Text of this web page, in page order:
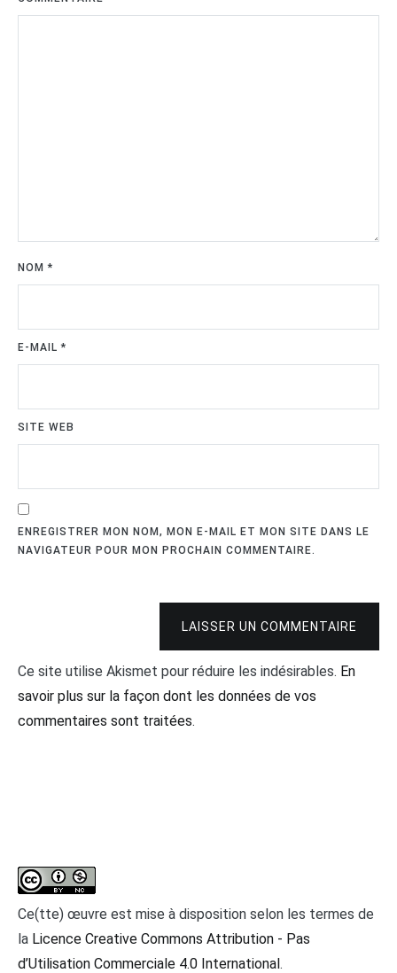
NOM*
E-MAIL*
SITE WEB
ENREGISTRER MON NOM, MON E-MAIL ET MON SITE DANS LE
NAVIGATEUR POUR MON PROCHAIN COMMENTAIRE.
LAISSER UN COMMENTAIRE
Ce site utilise Akismet pour réduire les indésirables. En
savoir plus sur la façon dont les données de vos
commentaires sont traitées.
Ce(tte) œuvre est mise à disposition selon les termes de
la Licence Creative Commons Attribution - Pas
d’Utilisation Commerciale 4.0 International.